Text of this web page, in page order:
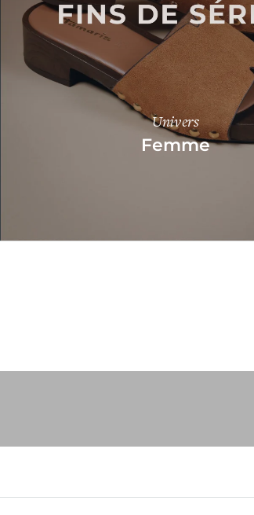
Univers
Femme